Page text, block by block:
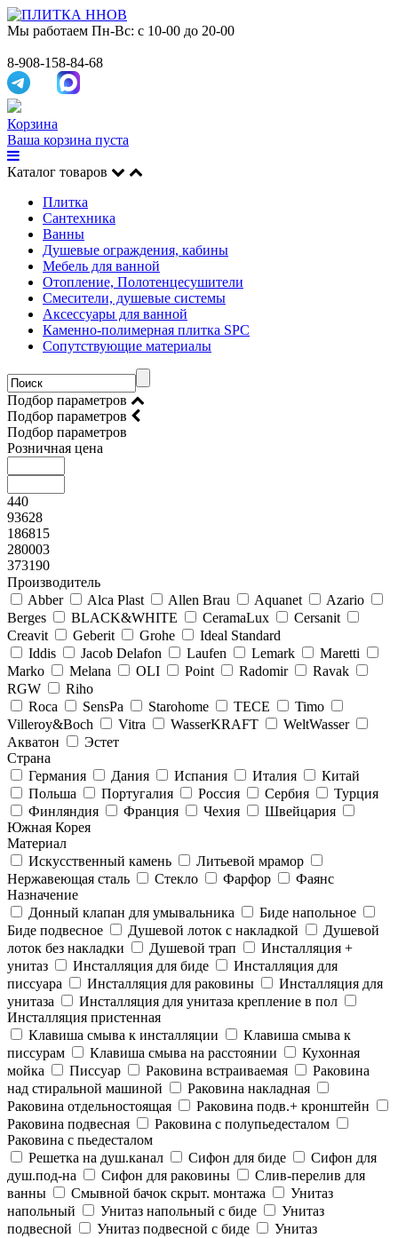
Мы работаем Пн-Вс: с 10-00 до 20-00
8-908-158-84-68
Корзина
Ваша корзина пуста
Каталог товаров
Плитка
Сантехника
Ванны
Душевые ограждения, кабины
Мебель для ванной
Отопление, Полотенцесушители
Смесители, душевые системы
Аксессуары для ванной
Каменно-полимерная плитка SPC
Сопутствующие материалы
Подбор параметров
Подбор параметров
Подбор параметров
Розничная цена
440
93628
186815
280003
373190
Производитель
Abber
Alca Plast Allen Brau Aquanet
Azario
Berges
BLACK&WHITE CeramaLux
Cersanit
Creavit
Geberit Grohe
Ideal Standard
Iddis
Jacob Delafon Laufen Lemark
Maretti
Marko
Melana OLI Point Radomir
Ravak
RGW
Riho
Roca
SensPa Starohome TECE
Timo
Villeroy&Boсh
Vitra WasserKRAFT
WeltWasser
Акватон
Эстет
Страна
Германия
Дания Испания Италия
Китай
Польша
Португалия Россия Сербия
Турция
Финляндия
Франция Чехия
Швейцария
Южная Корея
Материал
Искусственный камень
Литьевой мрамор
Нержавеющая сталь
Стекло Фарфор
Фаянс
Назначение
Донный клапан для умывальника
Биде напольное
Биде подвесное
Душевой лоток с накладкой
Душевой
лоток без накладки
Душевой трап
Инсталляция +
унитаз
Инсталляция для биде
Инсталляция для
писсуара
Инсталляция для раковины
Инсталляция для
унитаза
Инсталляция для унитаза крепление в пол
Инсталляция пристенная
Клавиша смыва к инсталляции
Клавиша смыва к
писсурам
Клавиша смыва на расстоянии
Кухонная
мойка
Писсуар Раковина встраиваемая
Раковина
над стиральной машиной
Раковина накладная
Раковина отдельностоящая
Раковина подв.+ кронштейн
Раковина подвесная
Раковина с полупьедесталом
Раковина с пьедесталом
Решетка на душ.канал
Сифон для биде
Сифон для
душ.под-на
Сифон для раковины
Слив-перелив для
ванны
Смывной бачок скрыт. монтажа
Унитаз
напольный
Унитаз напольный с биде
Унитаз
подвесной
Унитаз подвесной с биде
Унитаз